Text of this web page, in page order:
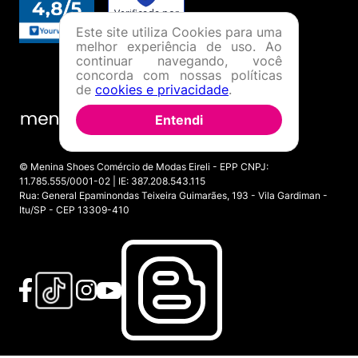
© Menina Shoes Comércio de Modas Eireli - EPP CNPJ:
11.785.555/0001-02 | IE: 387.208.543.115
Rua: General Epaminondas Teixeira Guimarães, 193 - Vila Gardiman -
Itu/SP - CEP 13309-410
Este site utiliza Cookies para uma
melhor experiência de uso. Ao
continuar navegando, você
concorda com nossas políticas
de cookies e privacidade.
Entendi